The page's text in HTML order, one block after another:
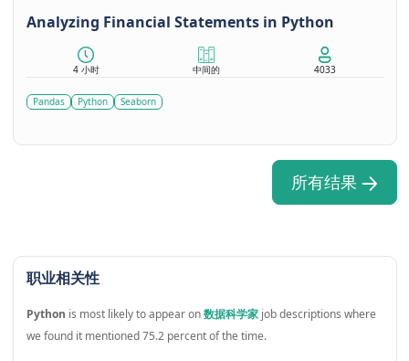
Analyzing Financial Statements in Python
4 小时 中间的 4033
Pandas Python Seaborn
所有结果
职业相关性
Python is most likely to appear on数据科学家job descriptions where
we found it mentioned 75.2 percent of the time.